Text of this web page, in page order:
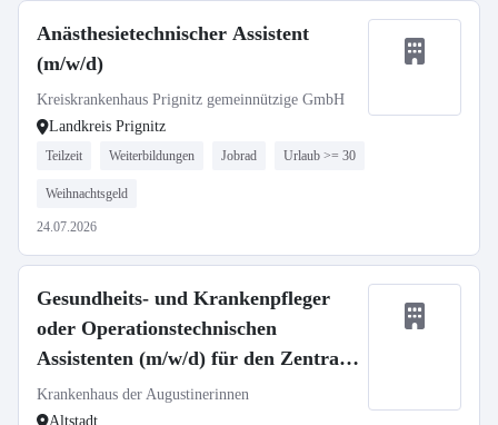
Anästhesietechnischer Assistent
(m/w/d)
Kreiskrankenhaus Prignitz gemeinnützige GmbH
Landkreis Prignitz
Teilzeit Weiterbildungen Jobrad Urlaub >= 30
Weihnachtsgeld
24.07.2026
Gesundheits- und Krankenpfleger
oder Operationstechnischen
Assistenten (m/w/d) für den Zentral
OP - Neuaufbau unserer Spätdienste
Krankenhaus der Augustinerinnen
Altstadt